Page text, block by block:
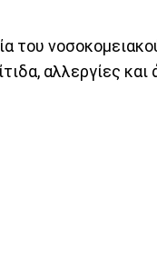
του
αλλεργίες και